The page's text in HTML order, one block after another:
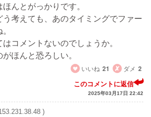
んとがっかりです。
う考えても、あのタイミングでファー
コメントないのでしょうか。
ほんと恐ろしい。
いいね 21 ダメ 2
このコメントに返信
2025年03月17日 22:42
)